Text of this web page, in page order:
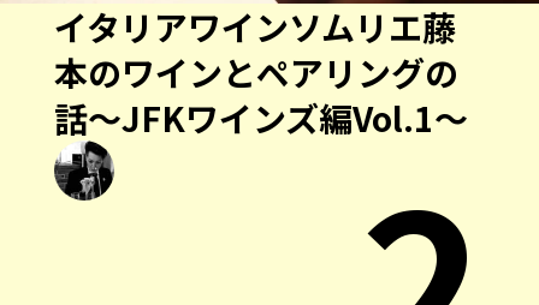
イタリアワインソムリエ藤
本のワインとペアリングの
話～JFKワインズ編Vol.1～